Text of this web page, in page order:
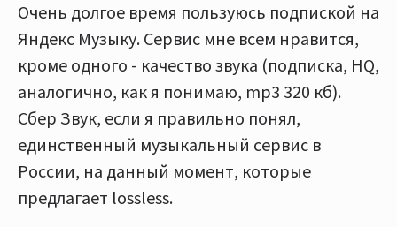
Очень долгое время пользуюсь подпиской на
Яндекс Музыку. Сервис мне всем нравится,
кроме одного - качество звука (подписка, HQ,
аналогично, как я понимаю, mp3 320 кб).
Сбер Звук, если я правильно понял,
единственный музыкальный сервис в
России, на данный момент, которые
предлагает lossless.